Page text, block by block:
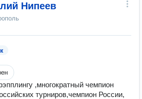
Нипеев
,многократный чемпион
турниров,чемпион России,